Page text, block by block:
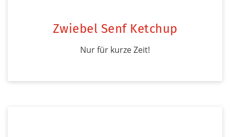
Zwiebel Senf Ketchup
Nur für kurze Zeit!